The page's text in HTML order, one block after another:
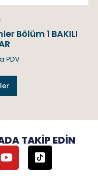
Bölüm 1 BAKILI
PDV
TAKIP EDIN